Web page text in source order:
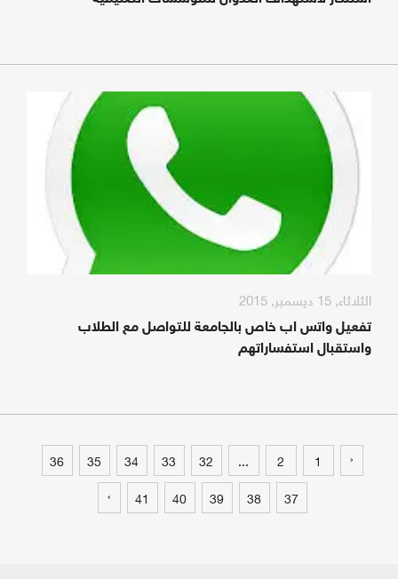
الثلاثاء, 15 ديسمبر, 2015
تفعيل واتس اب خاص بالجامعة للتواصل مع الطلاب
واستقبال استفساراتهم
‹
1
2
...
32
33
34
35
36
37
38
39
40
41
›